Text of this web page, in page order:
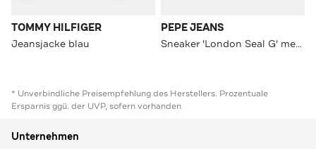
TOMMY HILFIGER
Jeansjacke blau
PEPE JEANS
Sneaker 'London Seal G' mehrfarbig
* Unverbindliche Preisempfehlung des Herstellers. Prozentuale
Ersparnis ggü. der UVP, sofern vorhanden
Unternehmen